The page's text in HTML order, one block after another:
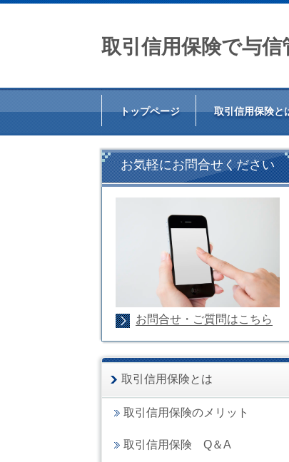
取引信用保険で与信
トップページ 取引信用保険と
お気軽にお問合せください
お問合せ・ご質問はこちら
取引信用保険とは
取引信用保険のメリット
取引信用保険 Q＆A